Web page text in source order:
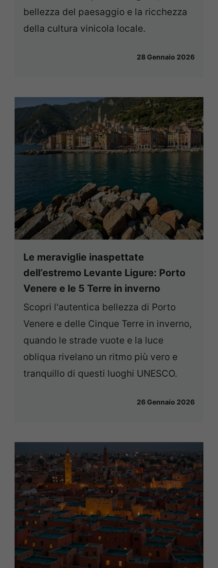
bellezza del paesaggio e la ricchezza
della cultura vinicola locale.
28 Gennaio 2026
Le meraviglie inaspettate
dell’estremo Levante Ligure: Porto
Venere e le 5 Terre in inverno
Scopri l'autentica bellezza di Porto
Venere e delle Cinque Terre in inverno,
quando le strade vuote e la luce
obliqua rivelano un ritmo più vero e
tranquillo di questi luoghi UNESCO.
26 Gennaio 2026